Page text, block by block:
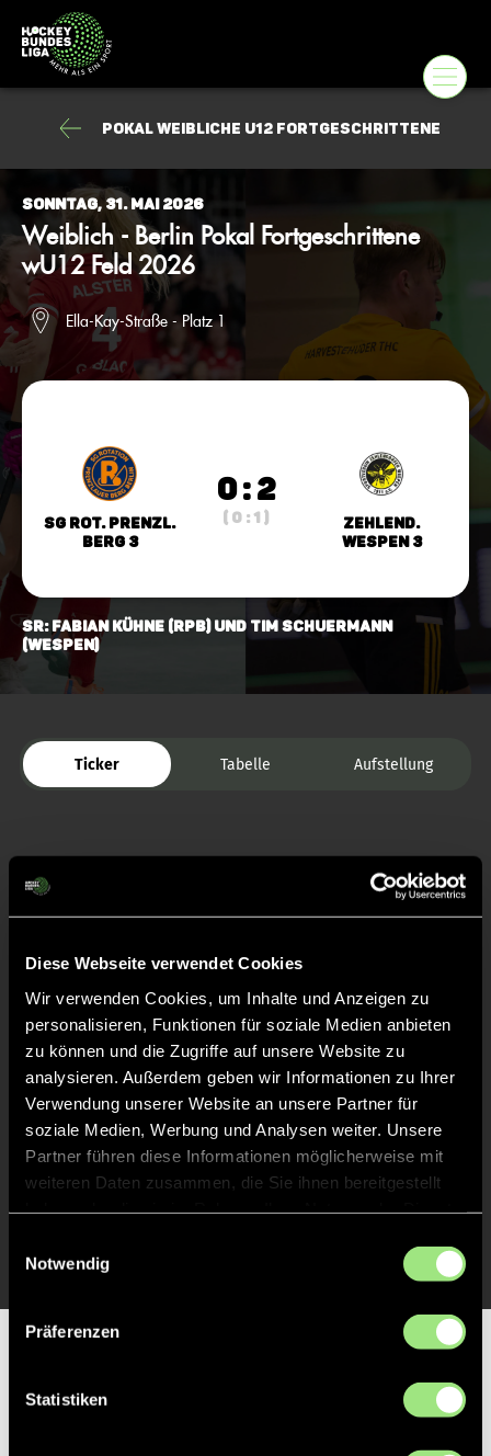
Diese Webseite verwendet Cookies
Wir verwenden Cookies, um Inhalte und Anzeigen zu
personalisieren, Funktionen für soziale Medien anbieten
zu können und die Zugriffe auf unsere Website zu
analysieren. Außerdem geben wir Informationen zu Ihrer
Verwendung unserer Website an unsere Partner für
soziale Medien, Werbung und Analysen weiter. Unsere
Partner führen diese Informationen möglicherweise mit
weiteren Daten zusammen, die Sie ihnen bereitgestellt
Notwendig
Präferenzen
Statistiken
Pokal weibliche U12 Fortgeschrittene
Sonntag, 31. Mai 2026
Weiblich - Berlin Pokal Fortgeschrittene
wU12 Feld 2026
Ella-Kay-Straße - Platz 1
SG Rot. Prenzl.
Berg 3
0 : 2
( 0 : 1 )
Zehlend.
Wespen 3
SR: Fabian Kühne (RPB) und Tim Schuermann
(Wespen)
Ticker Tabelle Aufstellung
Liveticker
48'
Abpfiff
Spiel beendet
25' TOR 0:2, FELDTOR